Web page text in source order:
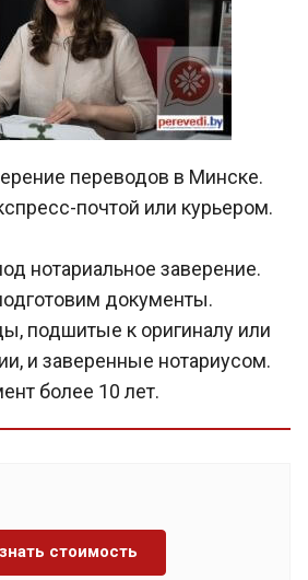
переводов в Минске.
почтой или курьером.
нотариальное заверение.
документы.
подшитые к оригиналу или
и заверенные нотариусом.
более 10 лет.
стоимость